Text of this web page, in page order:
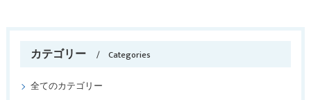
カテゴリー Categories
全てのカテゴリー